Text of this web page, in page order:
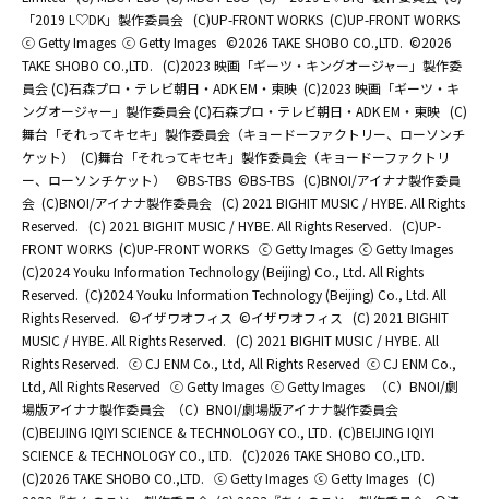
「2019 L♡DK」製作委員会 (C)UP-FRONT WORKS (C)UP-FRONT WORKS
ⓒ Getty Images ⓒ Getty Images ©2026 TAKE SHOBO CO.,LTD. ©2026
TAKE SHOBO CO.,LTD. (C)2023 映画「ギーツ・キングオージャー」製作委
員会 (C)石森プロ・テレビ朝日・ADK EM・東映 (C)2023 映画「ギーツ・キ
ングオージャー」製作委員会 (C)石森プロ・テレビ朝日・ADK EM・東映 (C)
舞台「それってキセキ」製作委員会（キョードーファクトリー、ローソンチ
ケット）
(C)舞台「それってキセキ」製作委員会（キョードーファクトリ
ー、ローソンチケット）
©BS-TBS ©BS-TBS (C)BNOI/アイナナ製作委員
会 (C)BNOI/アイナナ製作委員会 (C) 2021 BIGHIT MUSIC / HYBE. All Rights
Reserved. (C) 2021 BIGHIT MUSIC / HYBE. All Rights Reserved. (C)UP-
FRONT WORKS (C)UP-FRONT WORKS ⓒ Getty Images ⓒ Getty Images
(C)2024 Youku Information Technology (Beijing) Co., Ltd. All Rights
Reserved. (C)2024 Youku Information Technology (Beijing) Co., Ltd. All
Rights Reserved. ©イザワオフィス ©イザワオフィス (C) 2021 BIGHIT
MUSIC / HYBE. All Rights Reserved. (C) 2021 BIGHIT MUSIC / HYBE. All
Rights Reserved. ⓒ CJ ENM Co., Ltd, All Rights Reserved ⓒ CJ ENM Co.,
Ltd, All Rights Reserved ⓒ Getty Images ⓒ Getty Images
（C）BNOI/劇
場版アイナナ製作委員会
（C）BNOI/劇場版アイナナ製作委員会
(C)BEIJING IQIYI SCIENCE & TECHNOLOGY CO., LTD. (C)BEIJING IQIYI
SCIENCE & TECHNOLOGY CO., LTD. (C)2026 TAKE SHOBO CO.,LTD.
(C)2026 TAKE SHOBO CO.,LTD. ⓒ Getty Images ⓒ Getty Images (C)